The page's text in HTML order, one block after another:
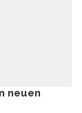
neuen